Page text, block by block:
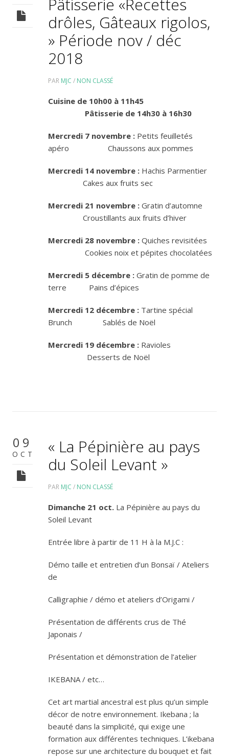
drôles, Gâteaux rigolos,
» Période nov / déc
2018
PAR MJC / NON CLASSÉ
Cuisine de 10h00 à 11h45
Pâtisserie de 14h30 à 16h30
Mercredi 7 novembre : Petits feuilletés
apéro Chaussons aux pommes
Mercredi 14 novembre : Hachis Parmentier
Cakes aux fruits sec
Mercredi 21 novembre :Gratin d’automne
Croustillants aux fruits d’hiver
Mercredi 28 novembre :Quiches revisitées
Cookies noix et pépites chocolatées
Mercredi 5 décembre :Gratin de pomme de
terre Pains d’épices
Mercredi 12 décembre : Tartine spécial
Brunch Sablés de Noël
Mercredi 19 décembre : Ravioles
Desserts de Noël
09
OCT
« La Pépinière au pays
du Soleil Levant »
PAR MJC / NON CLASSÉ
Dimanche 21 oct. La Pépinière au pays du
Soleil Levant
Entrée libre à partir de 11 H à la M.J.C :
Démo taille et entretien d’un Bonsaï / Ateliers
de
Calligraphie / démo et ateliers d’Origami /
Présentation de différents crus de Thé
Japonais /
Présentation et démonstration de l’atelier
IKEBANA / etc…
Cet art martial ancestral est plus qu’un simple
décor de notre environnement. Ikebana ; la
beauté dans la simplicité, qui exige une
formation aux différentes techniques. L’ikebana
repose sur une architecture du bouquet et fait